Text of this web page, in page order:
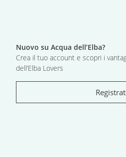
Nuovo su Acqua dell’Elba?
Crea il tuo account e scopri i
dell’Elba Lovers